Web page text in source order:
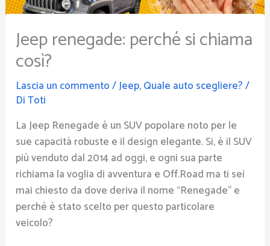
Jeep renegade: perché si chiama
così?
Lascia un commento/Jeep,Quale auto scegliere?/
DiToti
La Jeep Renegade è un SUV popolare noto per le
sue capacità robuste e il design elegante. Si, è il SUV
più venduto dal 2014 ad oggi, e ogni sua parte
richiama la voglia di avventura e Off.Road ma ti sei
mai chiesto da dove deriva il nome “Renegade” e
perché è stato scelto per questo particolare
veicolo?